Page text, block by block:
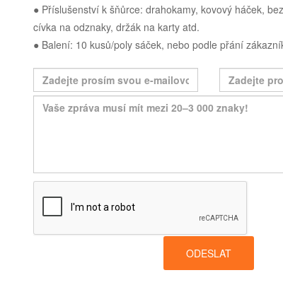
● Příslušenství k šňůrce: drahokamy, kovový háček,
cívka na odznaky, držák na karty atd.
● Balení: 10 kusů/poly sáček, nebo podle přání
ODESLAT